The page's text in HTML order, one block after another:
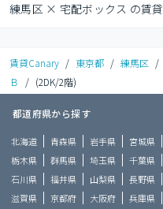
練馬区 × 宅配ボックス の賃貸
賃貸Canary / 東京都 / 練馬区 /
Ｂ
/ (2DK/2階)
都道府県から探す
北海道 青森県 岩手県 宮城県
栃木県
群馬県 埼玉県 千葉県
石川県
福井県 山梨県 長野県
滋賀県
京都府 大阪府 兵庫県